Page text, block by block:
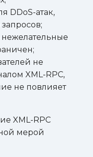
DDoS-атак,
не
XML-RPC,
не повлияет
XML-RPC
мерой